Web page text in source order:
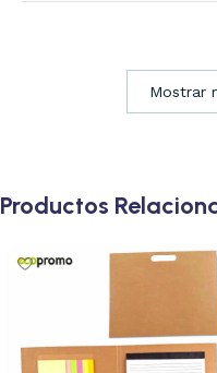
Mostrar
Productos